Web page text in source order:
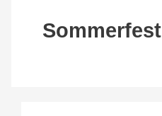
Sommerfest